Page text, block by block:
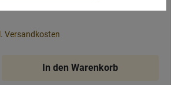
Versandkosten
In den Warenkorb